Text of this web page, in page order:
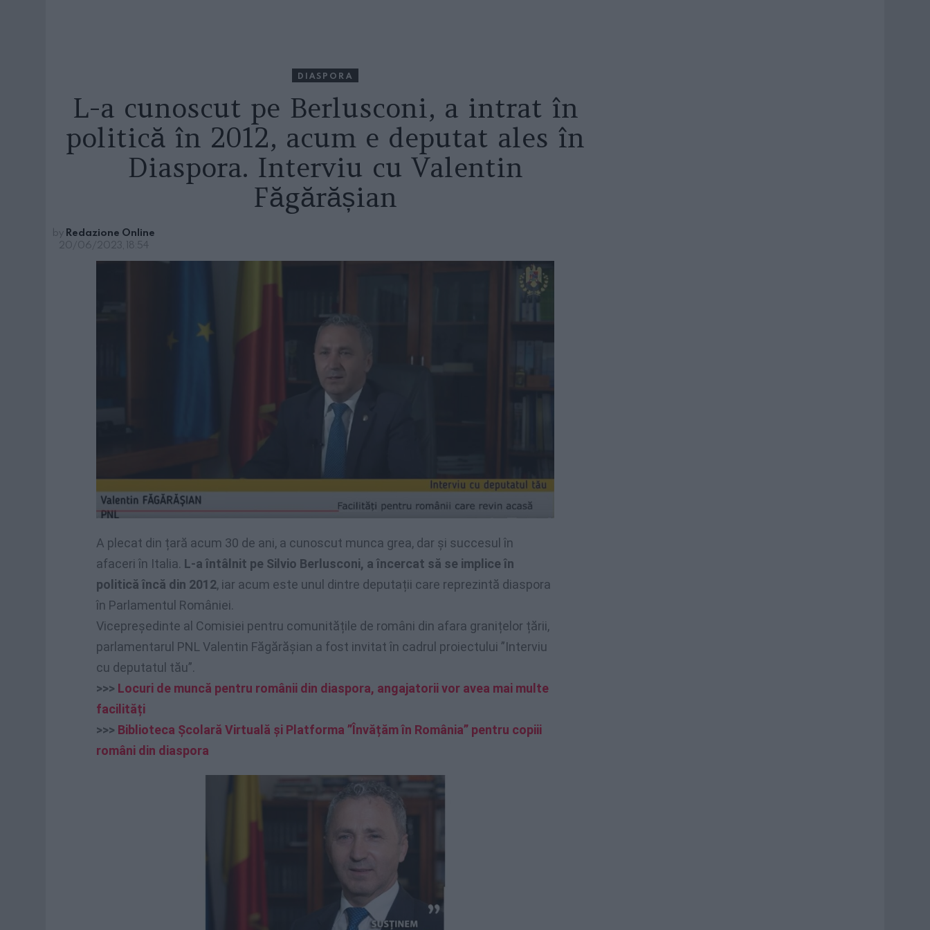
DIASPORA
L-a cunoscut pe Berlusconi, a intrat în
politică în 2012, acum e deputat ales în
Diaspora. Interviu cu Valentin
Făgărășian
by Redazione Online
20/06/2023, 18:54
A plecat din țară acum 30 de ani, a cunoscut munca grea, dar și succesul în
afaceri în Italia. L-a întâlnit pe Silvio Berlusconi, a încercat să se implice în
politică încă din 2012, iar acum este unul dintre deputații care reprezintă diaspora
în Parlamentul României.
Vicepreședinte al Comisiei pentru comunitățile de români din afara granițelor țării,
parlamentarul PNL Valentin Făgărășian a fost invitat în cadrul proiectului ”Interviu
cu deputatul tău”.
>>> Locuri de muncă pentru românii din diaspora, angajatorii vor avea mai multe
facilități
>>> Biblioteca Şcolară Virtuală şi Platforma ”Învățăm în România” pentru copiii
români din diaspora